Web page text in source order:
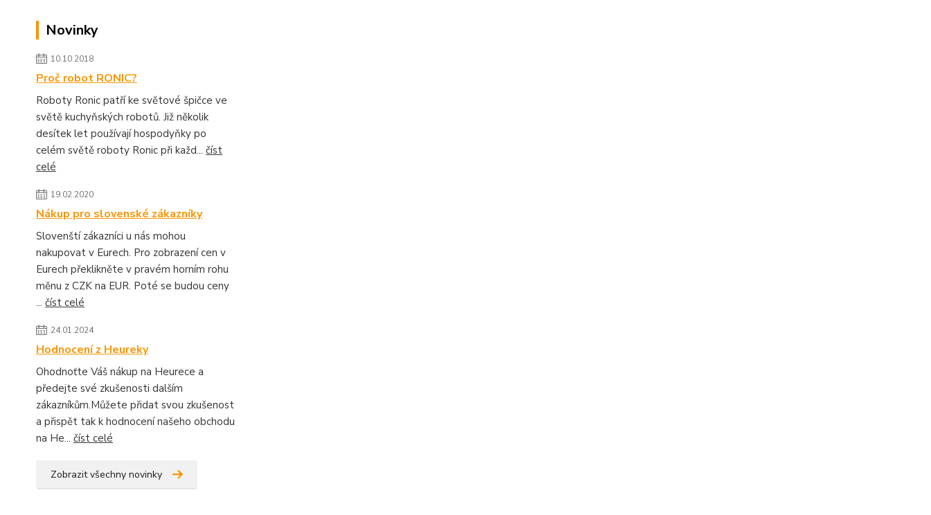
Novinky
10.10.2018
Proč robot RONIC?
Roboty Ronic patří ke světové špičce ve
světě kuchyňských robotů. Již několik
desítek let používají hospodyňky po
celém světě roboty Ronic při každ... číst
celé
19.02.2020
Nákup pro slovenské zákazníky
Slovenští zákazníci u nás mohou
nakupovat v Eurech. Pro zobrazení cen v
Eurech překlikněte v pravém horním rohu
měnu z CZK na EUR. Poté se budou ceny
... číst celé
24.01.2024
Hodnocení z Heureky
Ohodnoťte Váš nákup na Heurece a
předejte své zkušenosti dalším
zákazníkům.Můžete přidat svou zkušenost
a přispět tak k hodnocení našeho obchodu
na He... číst celé
Zobrazit všechny novinky